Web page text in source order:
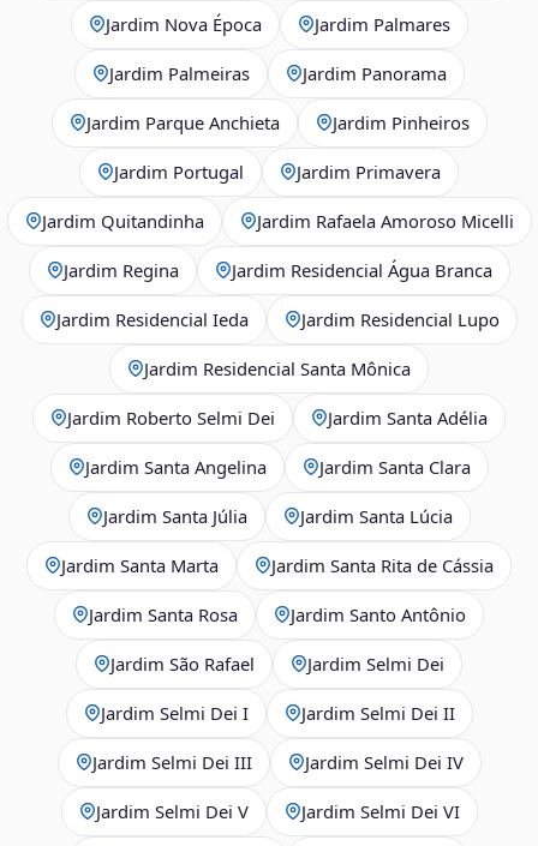
Jardim Nova Época Jardim Palmares
Jardim Palmeiras Jardim Panorama
Jardim Parque Anchieta Jardim Pinheiros
Jardim Portugal Jardim Primavera
Jardim Quitandinha Jardim Rafaela Amoroso Micelli
Jardim Regina Jardim Residencial Água Branca
Jardim Residencial Ieda Jardim Residencial Lupo
Jardim Residencial Santa Mônica
Jardim Roberto Selmi Dei Jardim Santa Adélia
Jardim Santa Angelina Jardim Santa Clara
Jardim Santa Júlia Jardim Santa Lúcia
Jardim Santa Marta Jardim Santa Rita de Cássia
Jardim Santa Rosa Jardim Santo Antônio
Jardim São Rafael Jardim Selmi Dei
Jardim Selmi Dei I Jardim Selmi Dei II
Jardim Selmi Dei III Jardim Selmi Dei IV
Jardim Selmi Dei V Jardim Selmi Dei VI